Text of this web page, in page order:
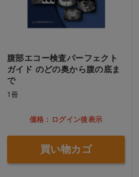
腹部エコー検査パーフェクト
ガイド のどの奥から腹の底ま
で
1冊
価格：ログイン後表示
買い物カゴ